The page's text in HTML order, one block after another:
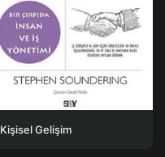
Kişisel Gelişim